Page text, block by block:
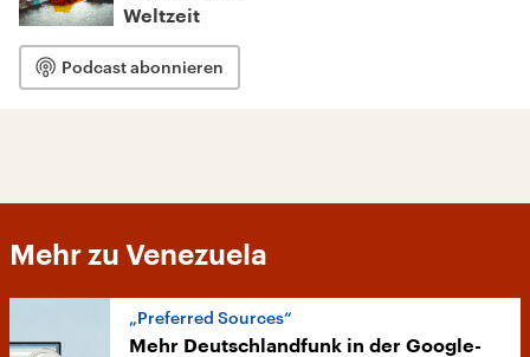
Weltzeit
Podcast abonnieren
Mehr zu Venezuela
„Preferred Sources“
Mehr Deutschlandfunk in der Google-